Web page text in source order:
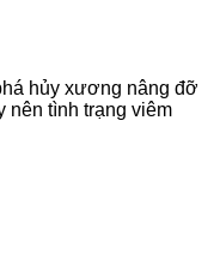
hủy xương nâng đỡ
nên tình trạng viêm